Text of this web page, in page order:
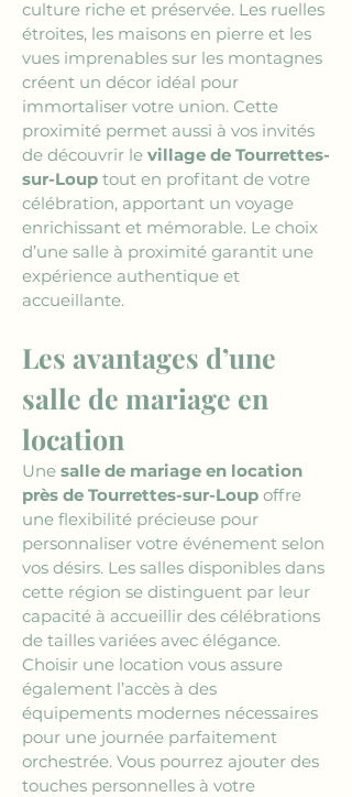
culture riche et préservée. Les ruelles
étroites, les maisons en pierre et les
vues imprenables sur les montagnes
créent un décor idéal pour
immortaliser votre union. Cette
proximité permet aussi à vos invités
de découvrir le village de Tourrettes-
sur-Loup tout en profitant de votre
célébration, apportant un voyage
enrichissant et mémorable. Le choix
d’une salle à proximité garantit une
expérience authentique et
accueillante.
Les avantages d’une
salle de mariage en
location
Une salle de mariage en location
près de Tourrettes-sur-Loup offre
une flexibilité précieuse pour
personnaliser votre événement selon
vos désirs. Les salles disponibles dans
cette région se distinguent par leur
capacité à accueillir des célébrations
de tailles variées avec élégance.
Choisir une location vous assure
également l’accès à des
équipements modernes nécessaires
pour une journée parfaitement
orchestrée. Vous pourrez ajouter des
touches personnelles à votre